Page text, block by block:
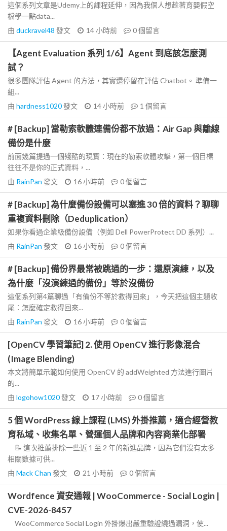
這個系列文章是Udemy上的課程延伸，因為我個人想趁著育嬰假空
檔學一點data...
由 duckravel48 發文 14 小時前 0個留言
【Agent Evaluation 系列 1/6】Agent 到底該怎麼測
試？
很多團隊評估 Agent 的方法，其實還停留在評估 Chatbot。 準備一
組...
由 hardness1020發文 14 小時前 1 個留言
# [Backup] 當勒索軟體連備份都不放過：Air Gap 與離線
備份是什麼
前面幾篇提過一個殘酷的現實：現在的勒索軟體攻擊，第一個目標
往往不是你的正式資料，...
由 RainPan 發文 16 小時前 0個留言
# [Backup] 為什麼備份設備可以塞進 30 倍的資料？聊聊
重複資料刪除（Deduplication）
如果你看過企業級備份設備（例如 Dell PowerProtect DD 系列）...
由 RainPan 發文 16 小時前 0個留言
# [Backup] 備份界最常被跳過的一步：還原演練，以及
為什麼「沒演練過的備份」等於沒備份
這個系列第4篇聊過「有備份不等於救得回來」，今天把這個主題收
尾：怎麼確定救得回來...
由 RainPan 發文 16 小時前 0個留言
[OpenCV 學習筆記] 2. 使用 OpenCV 進行影像混合
(Image Blending)
本文將簡單示範如何使用 OpenCV 的 addWeighted 方法進行圖片
的...
由 logohow1020發文 17 小時前 0個留言
5 個 WordPress 線上課程 (LMS) 外掛推薦，適合經營教
育私域、收集名單、營運個人品牌和內容商業化部署
📝 這次推薦排除一些近 1 至 2 年的新進品牌，因為它們沒有太多
相關數據可供...
由 Mack Chan 發文 21 小時前 0個留言
Wordfence 資安通報 | WooCommerce - Social Login |
CVE-2026-8457
WooCommerce Social Login 外掛爆出嚴重驗證繞過漏洞，使...